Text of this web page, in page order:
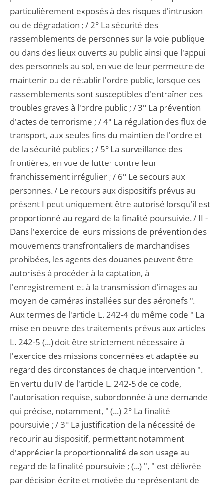
particulièrement exposés à des risques d'intrusion
ou de dégradation ; / 2° La sécurité des
rassemblements de personnes sur la voie publique
ou dans des lieux ouverts au public ainsi que l'appui
des personnels au sol, en vue de leur permettre de
maintenir ou de rétablir l'ordre public, lorsque ces
rassemblements sont susceptibles d'entraîner des
troubles graves à l'ordre public ; / 3° La prévention
d'actes de terrorisme ; / 4° La régulation des flux de
transport, aux seules fins du maintien de l'ordre et
de la sécurité publics ; / 5° La surveillance des
frontières, en vue de lutter contre leur
franchissement irrégulier ; / 6° Le secours aux
personnes. / Le recours aux dispositifs prévus au
présent I peut uniquement être autorisé lorsqu'il est
proportionné au regard de la finalité poursuivie. / II -
Dans l'exercice de leurs missions de prévention des
mouvements transfrontaliers de marchandises
prohibées, les agents des douanes peuvent être
autorisés à procéder à la captation, à
l'enregistrement et à la transmission d'images au
moyen de caméras installées sur des aéronefs ".
Aux termes de l'article L. 242-4 du même code " La
mise en oeuvre des traitements prévus aux articles
L. 242-5 (...) doit être strictement nécessaire à
l'exercice des missions concernées et adaptée au
regard des circonstances de chaque intervention ".
En vertu du IV de l'article L. 242-5 de ce code,
l'autorisation requise, subordonnée à une demande
qui précise, notamment, " (...) 2° La finalité
poursuivie ; / 3° La justification de la nécessité de
recourir au dispositif, permettant notamment
d'apprécier la proportionnalité de son usage au
regard de la finalité poursuivie ; (...) ", " est délivrée
par décision écrite et motivée du représentant de